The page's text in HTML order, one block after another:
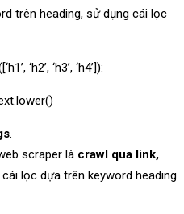
trên heading, sử dụng cái lọc
‘h2’, ‘h3’, ‘h4’]):
.
scraper là crawl qua link,
cái lọc dựa trên keyword heading